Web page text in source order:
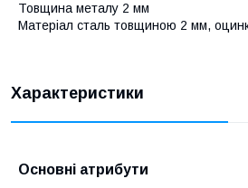
Товщина металу 2 мм
Матеріал сталь товщиною 2 мм,
Характеристики
Основні атрибути